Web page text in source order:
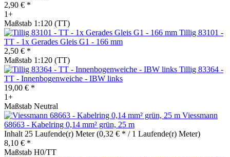
2,90 € *
1+
Maßstab 1:120 (TT)
Tillig 83101 -
TT - 1x Gerades Gleis G1 - 166 mm
2,50 € *
Maßstab 1:120 (TT)
Tillig 83364 -
TT - Innenbogenweiche - IBW links
19,00 € *
1+
Maßstab Neutral
Viessmann
68663 - Kabelring 0,14 mm² grün, 25 m
Inhalt 25 Laufende(r) Meter(0,32 € * / 1 Laufende(r) Meter)
8,10 € *
Maßstab H0/TT